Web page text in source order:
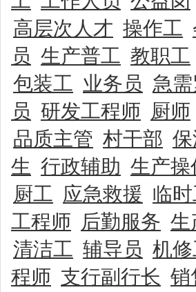
高层次人才 操作工
员 生产普工 教职工
包装工 业务员 急
员 研发工程师 厨师
品质主管 村干部
生 行政辅助 生产操
厨工 应急救援 临
工程师 后勤服务 生
清洁工 辅导员 机
程师 支行副行长 销